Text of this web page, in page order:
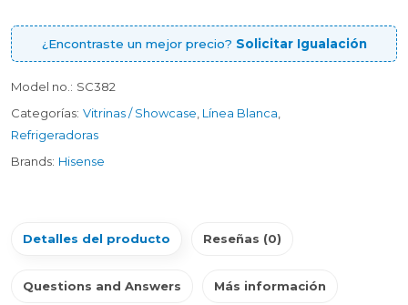
¿Encontraste un mejor precio? Solicitar Igualación
Model no.: SC382
Categorías: Vitrinas / Showcase Línea Blanca
Refrigeradoras
Brands: Hisense
Detalles del producto Reseñas (0)
Questions and Answers Más información